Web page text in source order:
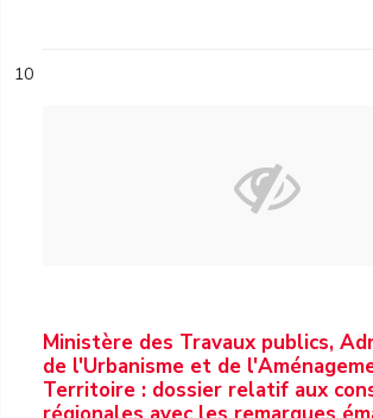
10
Ministère des Travaux publics,
de l'Urbanisme et de
Territoire : dossier relatif aux